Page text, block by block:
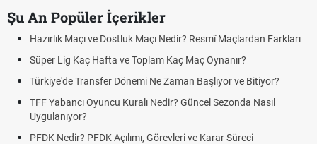
Şu An Popüler İçerikler
Hazırlık Maçı ve Dostluk Maçı Nedir? Resmî Maçlardan Farkları
Süper Lig Kaç Hafta ve Toplam Kaç Maç Oynanır?
Türkiye'de Transfer Dönemi Ne Zaman Başlıyor ve Bitiyor?
TFF Yabancı Oyuncu Kuralı Nedir? Güncel Sezonda Nasıl
Uygulanıyor?
PFDK Nedir? PFDK Açılımı, Görevleri ve Karar Süreci